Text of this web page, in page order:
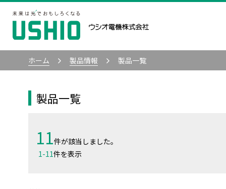
ホーム 製品情報 製品一覧
製品一覧
11件が該当しました。
1-11件を表示